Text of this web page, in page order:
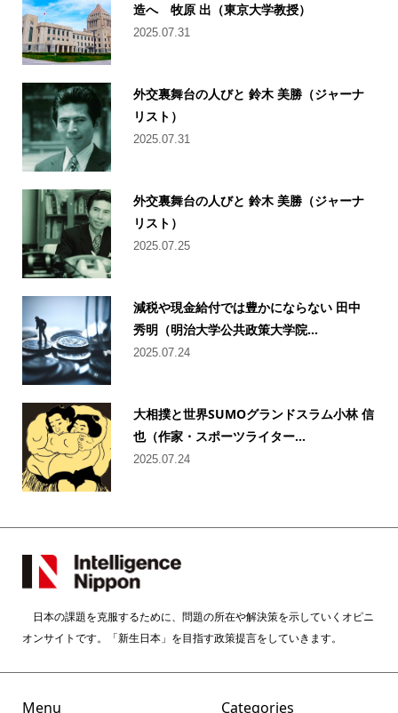
造へ 牧原 出（東京大学教授）
2025.07.31
外交裏舞台の人びと 鈴木 美勝（ジャーナ
リスト）
2025.07.31
外交裏舞台の人びと 鈴木 美勝（ジャーナ
リスト）
2025.07.25
減税や現金給付では豊かにならない 田中
秀明（明治大学公共政策大学院...
2025.07.24
大相撲と世界SUMOグランドスラム小林 信
也（作家・スポーツライター...
2025.07.24
日本の課題を克服するために、問題の所在や解決策を示していくオピニ
オンサイトです。「新生日本」を目指す政策提言をしていきます。
Menu Categories